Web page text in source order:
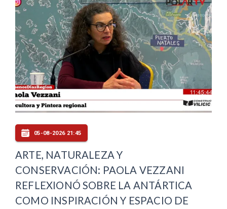
05-08-2026 21:45
ARTE, NATURALEZA Y
CONSERVACIÓN: PAOLA VEZZANI
REFLEXIONÓ SOBRE LA ANTÁRTICA
COMO INSPIRACIÓN Y ESPACIO DE